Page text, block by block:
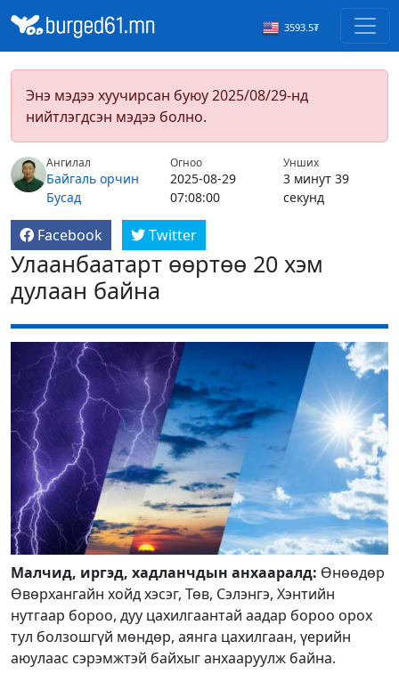
3593.5₮
Энэ мэдээ хуучирсан буюу 2025/08/29-нд
нийтлэгдсэн мэдээ болно.
Ангилал
Байгаль орчин
Бусад
Огноо
2025-08-29
07:08:00
Унших
3 минут 39
секунд
Facebook Twitter
Улаанбаатарт өөртөө 20 хэм
дулаан байна
Малчид, иргэд, хадланчдын анхааралд: Өнөөдөр
Өвөрхангайн хойд хэсэг, Төв, Сэлэнгэ, Хэнтийн
нутгаар бороо, дуу цахилгаантай аадар бороо орох
тул болзошгүй мөндөр, аянга цахилгаан, үерийн
аюулаас сэрэмжтэй байхыг анхааруулж байна.